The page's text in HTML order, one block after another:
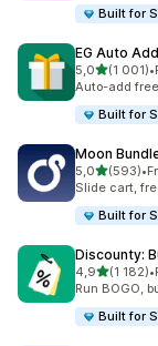
Built for
EG Auto
5,0z 5 hvězd
(1 001)
Celkový •
Auto-add
Built for
Moon
5,0z 5 hvězd
(593)
Celkový •
Slide cart,
Built for
Discounty:
4,9z 5 hvězd
(1 182)
Celkový •
Run BOGO,
Built for